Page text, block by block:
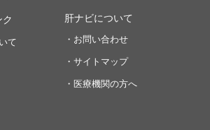
ク
て
肝ナビについて
・お問い合わせ
・サイトマップ
・医療機関の方へ